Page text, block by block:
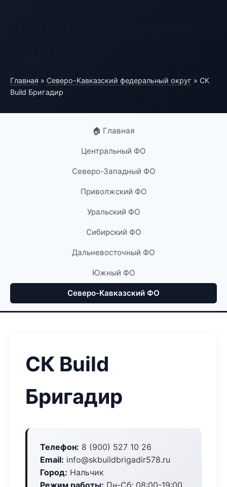
Главная » Северо-Кавказский федеральный округ » СК
Build Бригадир
🏠 Главная
Центральный ФО
Северо-Западный ФО
Приволжский ФО
Уральский ФО
Сибирский ФО
Дальневосточный ФО
Южный ФО
Северо-Кавказский ФО
СК Build
Бригадир
Телефон: 8 (900) 527 10 26
Email: info@skbuildbrigadir578.ru
Город: Нальчик
Режим работы: Пн-Сб: 08:00-19:00